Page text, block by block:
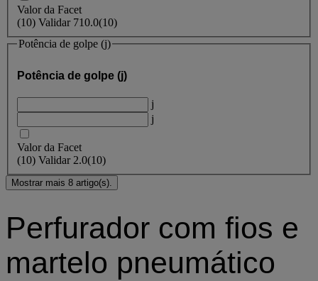
Valor da Facet
(10) Validar 710.0(10)
Potência de golpe (j)
Potência de golpe (j)
j
j
Valor da Facet
(10) Validar 2.0(10)
Mostrar mais 8 artigo(s).
Perfurador com fios e
martelo pneumático